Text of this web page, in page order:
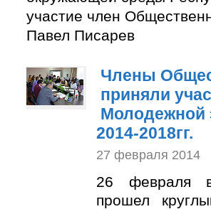
участие член
Павел Писарев
Члены
приняли
Молодежной
2014-2018гг.
27 февраля 2014
26 февраля
прошел